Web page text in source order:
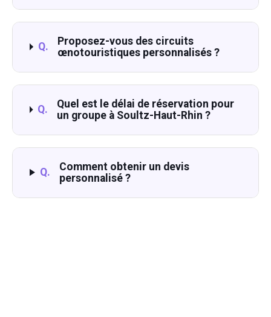
Q.
Proposez-vous des circuits
œnotouristiques personnalisés ?
Q.
Quel est le délai de réservation pour
un groupe à Soultz-Haut-Rhin ?
Q.
Comment obtenir un devis
personnalisé ?